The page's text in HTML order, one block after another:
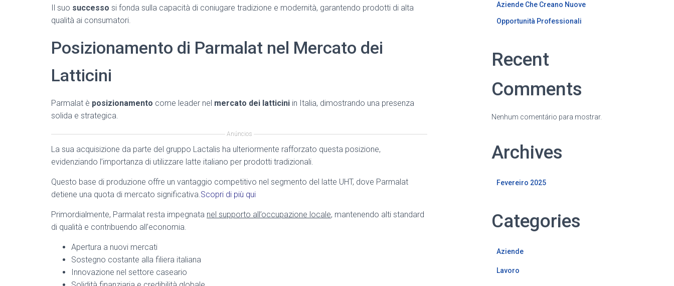
Il suo successo si fonda sulla capacità di coniugare tradizione e modernità, garantendo prodotti di alta
qualità ai consumatori.
Posizionamento di Parmalat nel Mercato dei
Latticini
Parmalat è posizionamento come leader nel mercato dei latticini in Italia, dimostrando una presenza
solida e strategica.
Anúncios
La sua acquisizione da parte del gruppo Lactalis ha ulteriormente rafforzato questa posizione,
evidenziando l’importanza di utilizzare latte italiano per prodotti tradizionali.
Questo base di produzione offre un vantaggio competitivo nel segmento del latte UHT, dove Parmalat
detiene una quota di mercato significativa.Scopri di più qui
Primordialmente, Parmalat resta impegnata nel supporto all’occupazione locale, mantenendo alti standard
di qualità e contribuendo all’economia.
Apertura a nuovi mercati
Sostegno costante alla filiera italiana
Innovazione nel settore caseario
Aziende Che Creano Nuove
Opportunità Professionali
Recent
Comments
Nenhum comentário para mostrar.
Archives
Fevereiro 2025
Categories
Aziende
Lavoro